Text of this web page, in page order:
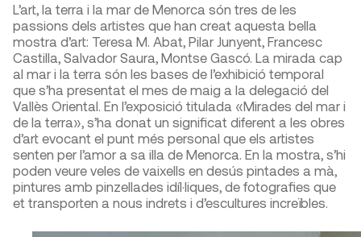
L’art, la terra i la mar de Menorca són tres de les
passions dels artistes que han creat aquesta bella
mostra d’art: Teresa M. Abat, Pilar Junyent, Francesc
Castilla, Salvador Saura, Montse Gascó. La mirada cap
al mar i la terra són les bases de l’exhibició temporal
que s’ha presentat el mes de maig a la delegació del
Vallès Oriental. En l’exposició titulada «Mirades del mar i
de la terra», s’ha donat un significat diferent a les obres
d’art evocant el punt més personal que els artistes
senten per l’amor a sa illa de Menorca. En la mostra, s’hi
poden veure veles de vaixells en desús pintades a mà,
pintures amb pinzellades idíl·liques, de fotografies que
et transporten a nous indrets i d’escultures increïbles.